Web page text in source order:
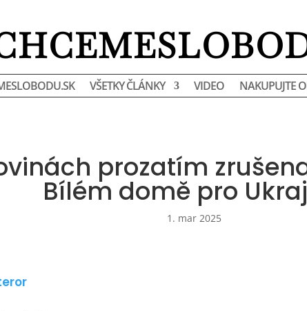
VŠETKY ČLÁNKY VIDEO NAKUPUJTE
prozatím
Bílém domě pro
1. mar 2025